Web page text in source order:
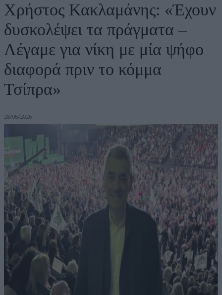
Χρήστος Κακλαμάνης: «Έχουν
δυσκολέψει τα πράγματα –
Λέγαμε για νίκη με μία ψήφο
διαφορά πριν το κόμμα
Τσίπρα»
28/06/2026